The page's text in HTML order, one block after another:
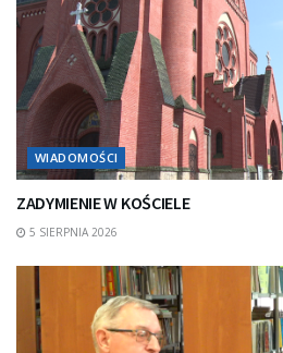
WIADOMOŚCI
ZADYMIENIE W KOŚCIELE
5 SIERPNIA 2026